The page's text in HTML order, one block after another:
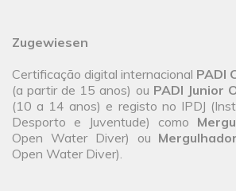
Zugewiesen
Certificação digital internacional PADI
(a partir de 15 anos) ou PADI Junior
(10 a 14 anos) e registo no IPDJ
Desporto e Juventude) como
Open Water Diver) ou
Open Water Diver).